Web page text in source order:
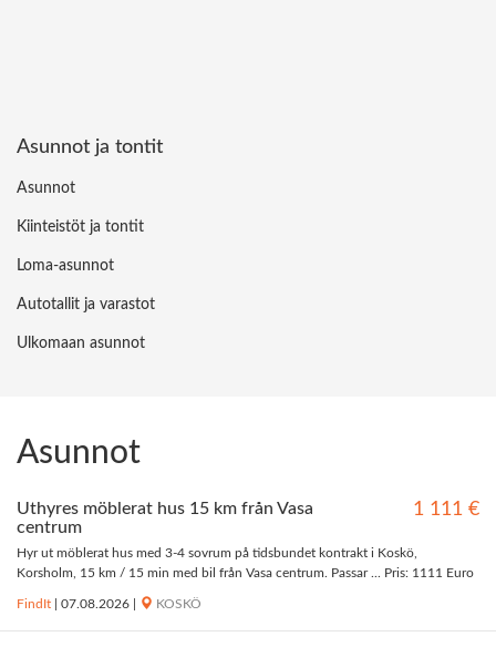
Asunnot ja tontit
Asunnot
Kiinteistöt ja tontit
Loma-asunnot
Autotallit ja varastot
Ulkomaan asunnot
Asunnot
Uthyres möblerat hus 15 km från Vasa
centrum
1 111 €
Hyr ut möblerat hus med 3-4 sovrum på tidsbundet kontrakt i Koskö,
Korsholm, 15 km / 15 min med bil från Vasa centrum. Passar ... Pris: 1111 Euro
FindIt 07.08.2026 KOSKÖ